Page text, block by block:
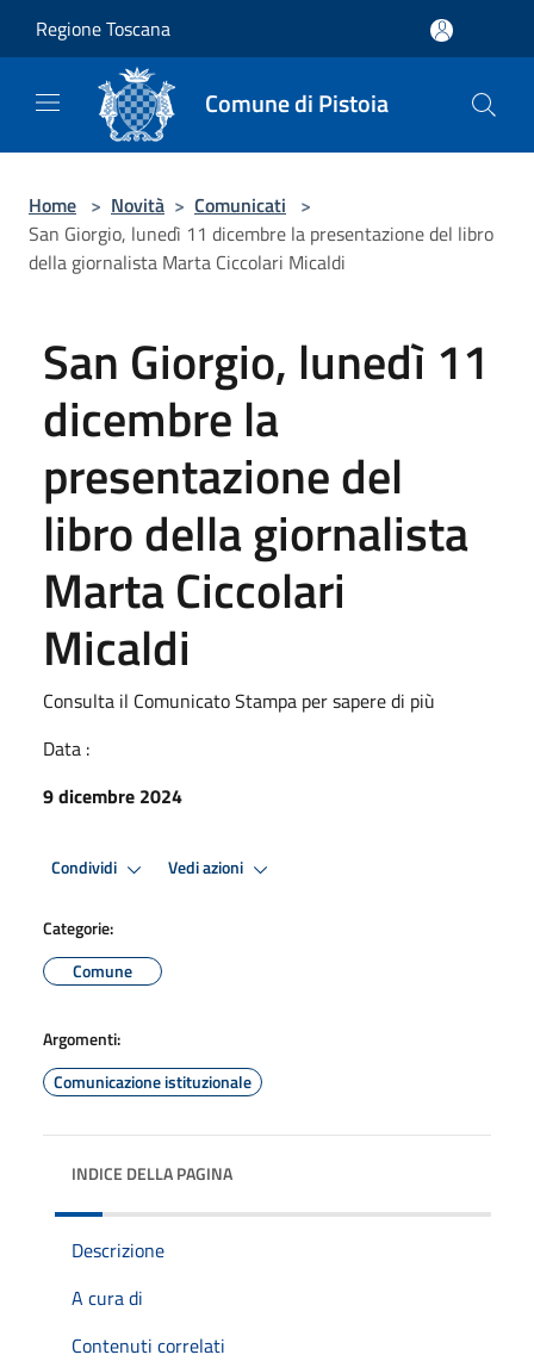
Regione Toscana
Comune di Pistoia
Home > Novità > Comunicati >
San Giorgio, lunedì 11 dicembre la presentazione del libro
della giornalista Marta Ciccolari Micaldi
San Giorgio, lunedì 11
dicembre la
presentazione del
libro della giornalista
Marta Ciccolari
Micaldi
Consulta il Comunicato Stampa per sapere di più
Data :
9 dicembre 2024
Condividi Vedi azioni
Categorie:
Comune
Argomenti:
Comunicazione istituzionale
INDICE DELLA PAGINA
Descrizione
A cura di
Contenuti correlati